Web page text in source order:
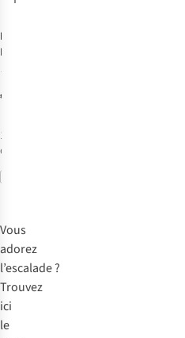
Edelrid
Mousqueton
Pure Straight
€9,50
1
disponible
Vous
adorez
l’escalade ?
Trouvez
ici
le